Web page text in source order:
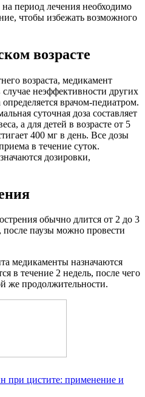
период лечения необходимо
чтобы избежать возможного
возрасте
возраста, медикамент
неэффективности других
врачом-педиатром.
суточная доза составляет
а для детей в возрасте от 5
400 мг в день. Все дозы
в течение суток.
дозировки,
обычно длится от 2 до 3
после паузы можно провести
медикаменты назначаются
в течение 2 недель, после чего
же продолжительности.
при цистите: применение и